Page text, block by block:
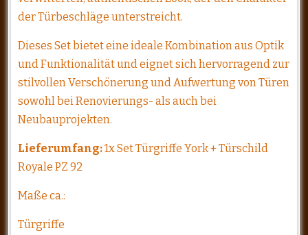
der Türbeschläge unterstreicht.
Dieses Set bietet eine ideale Kombination aus Optik
und Funktionalität und eignet sich hervorragend zur
stilvollen Verschönerung und Aufwertung von Türen
sowohl bei Renovierungs- als auch bei
Neubauprojekten.
Lieferumfang:1x Set Türgriffe York + Türschild
Royale PZ 92
Maße ca.:
Türgriffe